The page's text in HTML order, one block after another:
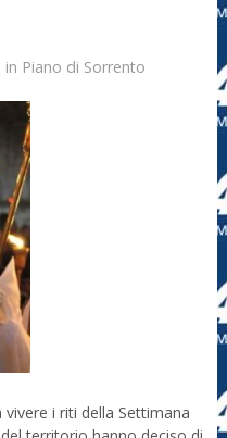
in Piano di Sorrento
i riti della Settimana